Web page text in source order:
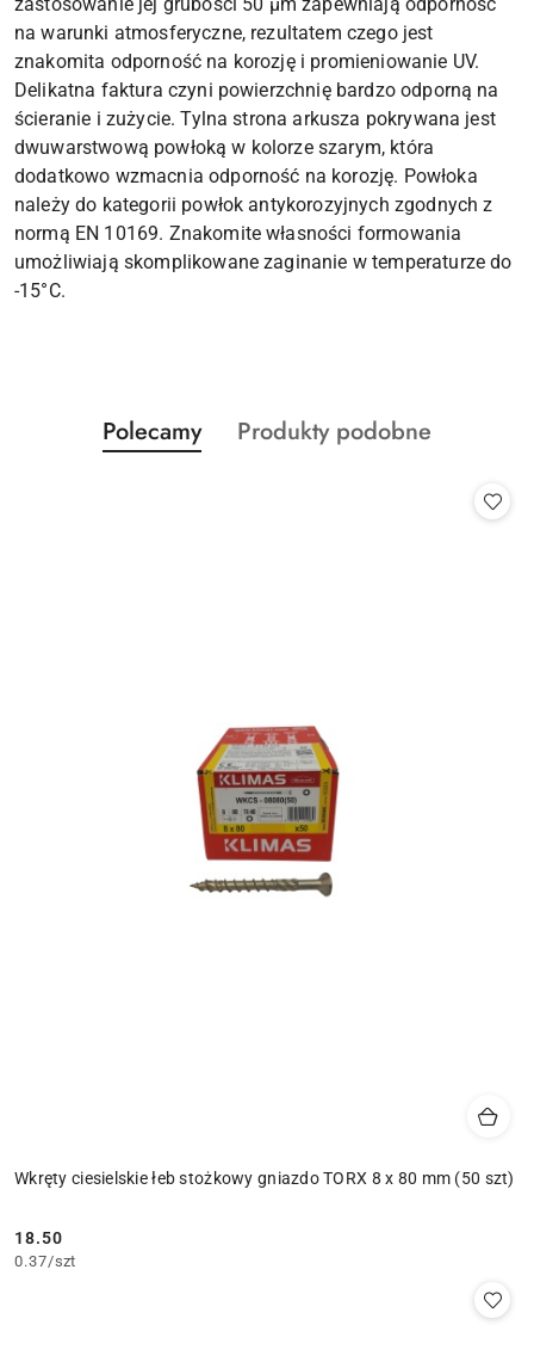
na warunki atmosferyczne, rezultatem czego jest
znakomita odporność na korozję i promieniowanie UV.
Delikatna faktura czyni powierzchnię bardzo odporną na
ścieranie i zużycie. Tylna strona arkusza pokrywana jest
dwuwarstwową powłoką w kolorze szarym, która
dodatkowo wzmacnia odporność na korozję. Powłoka
należy do kategorii powłok antykorozyjnych zgodnych z
normą EN 10169. Znakomite własności formowania
umożliwiają skomplikowane zaginanie w temperaturze do
-15°C.
Pomiń karuzelę produktów
Produkty
o
Polecamy
Produkty
Produkty podobne
Wkręty ciesielskie łeb stożkowy gniazdo TORX 8 x 80 mm (50 szt)
Cena:
18.50
0.37/szt